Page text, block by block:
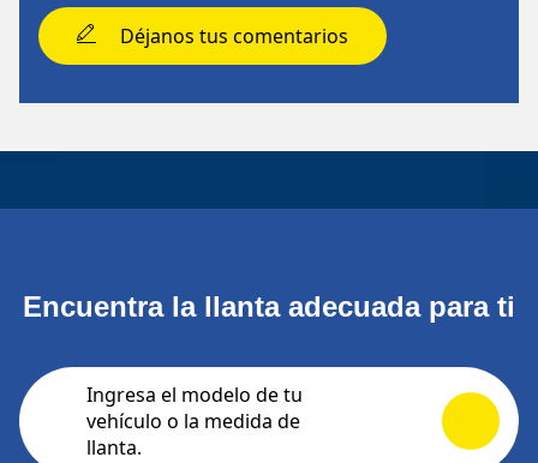
Déjanos tus comentarios
Encuentra la llanta adecuada para ti
Ingresa el modelo de tu
vehículo o la medida de
llanta.